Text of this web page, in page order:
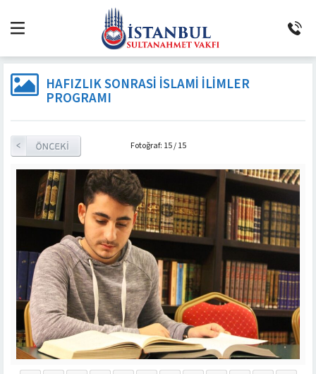
HAFIZLIK SONRASİ İSLAMİ İLİMLER
PROGRAMI
Fotoğraf: 15 / 15